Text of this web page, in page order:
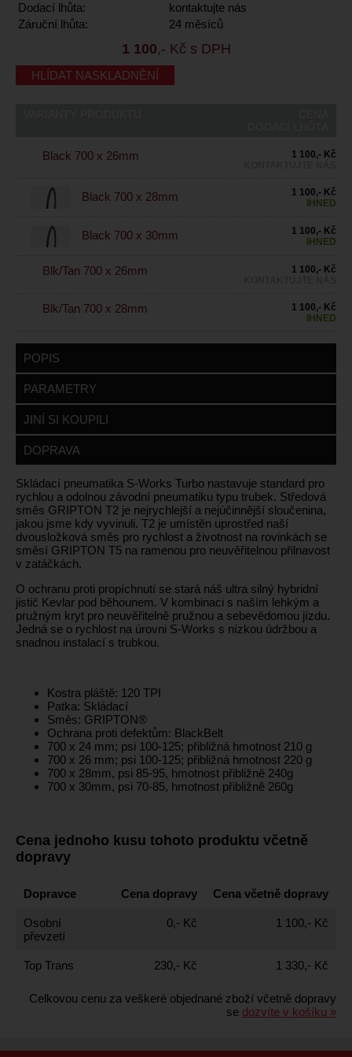
Dodací lhůta:
kontaktujte nás
Záruční lhůta:
24 měsíců
1 100,- Kč s DPH
HLÍDAT NASKLADNĚNÍ
Black 700 x 26mm
1 100,- Kč
Black 700 x 28mm
1 100,- Kč
IHNED
Black 700 x 30mm
1 100,- Kč
IHNED
Blk/Tan 700 x 26mm
1 100,- Kč
Blk/Tan 700 x 28mm
1 100,- Kč
IHNED
POPIS
PARAMETRY
JINÍ SI KOUPILI
DOPRAVA
Skládací pneumatika S-Works Turbo nastavuje standard pro
rychlou a odolnou závodní pneumatiku typu trubek. Středová
směs GRIPTON T2 je nejrychlejší a nejúčinnější sloučenina,
jakou jsme kdy vyvinuli. T2 je umístěn uprostřed naší
dvousložková směs pro rychlost a životnost na rovinkách se
směsí GRIPTON T5 na ramenou pro neuvěřitelnou přilnavost
v zatáčkách.
O ochranu proti propíchnutí se stará náš ultra silný hybridní
jistič Kevlar pod běhounem. V kombinaci s naším lehkým a
pružným kryt pro neuvěřitelně pružnou a sebevědomou jízdu.
Jedná se o rychlost na úrovni S-Works s nízkou údržbou a
snadnou instalací s trubkou.
Kostra pláště: 120 TPI
Patka: Skládací
Směs: GRIPTON®
Ochrana proti defektům: BlackBelt
700 x 24 mm; psi 100-125; přibližná hmotnost 210 g
700 x 26 mm; psi 100-125; přibližná hmotnost 220 g
700 x 28mm, psi 85-95, hmotnost přibližně 240g
700 x 30mm, psi 70-85, hmotnost přibližně 260g
Cena jednoho kusu tohoto produktu včetně
dopravy
Dopravce Cena dopravy Cena včetně dopravy
Osobní
převzetí
0,- Kč 1 100,- Kč
Top Trans 230,- Kč 1 330,- Kč
Celkovou cenu za veškeré objednané zboží včetně dopravy
se dozvíte v košíku »